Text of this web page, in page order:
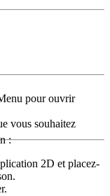
pour ouvrir
vous souhaitez
:
2D et placez-
.